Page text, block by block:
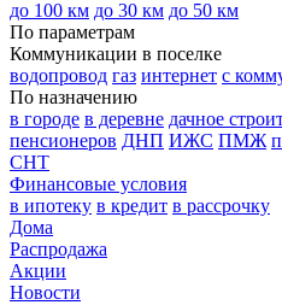
до 100 км до 30 км до 50 км
По параметрам
Коммуникации в поселке
водопровод газ интернет с
По назначению
в городе в деревне дачное
пенсионеров ДНП ИЖС ПМЖ
СНТ
Финансовые условия
в ипотеку в кредит в рассрочку
Дома
Распродажа
Акции
Новости